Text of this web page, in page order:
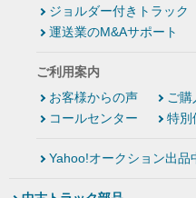
ジョルダー付きトラック
運送業のM&Aサポート
ご利用案内
お客様からの声
ご
コールセンター
特別
Yahoo!オークション出品